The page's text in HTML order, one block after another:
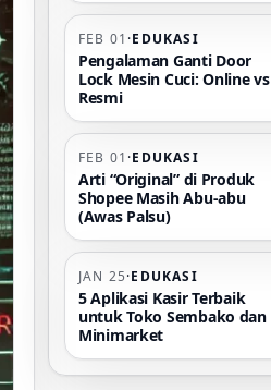
FEB 01 ·EDUKASI
Pengalaman Ganti Door
Lock Mesin Cuci: Online vs
Resmi
FEB 01 ·EDUKASI
Arti “Original” di Produk
Shopee Masih Abu-abu
(Awas Palsu)
JAN 25·EDUKASI
5 Aplikasi Kasir Terbaik
untuk Toko Sembako dan
Minimarket